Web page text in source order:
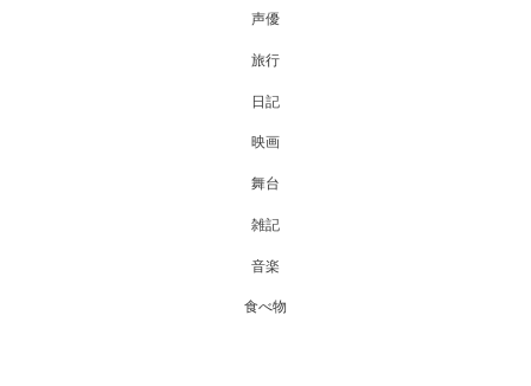
声優
旅行
日記
映画
舞台
雑記
音楽
食べ物